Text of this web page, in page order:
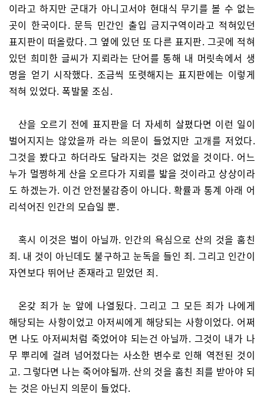
이라고 하지만 군대가 아니고서야 현대식 무기를 볼 수 없는
곳이 한국이다. 문득 민간인 출입 금지구역이라고 적혀있던
표지판이 떠올랐다. 그 옆에 있던 또 다른 표지판. 그곳에 적혀
있던 희미한 글씨가 지뢰라는 단어를 통해 내 머릿속에서 생
명을 얻기 시작했다. 조금씩 또렷해지는 표지판에는 이렇게
적혀 있었다. 폭발물 조심.
산을 오르기 전에 표지판을 더 자세히 살폈다면 이런 일이
벌어지지는 않았을까 라는 의문이 들었지만 고개를 저었다.
그것을 봤다고 하더라도 달라지는 것은 없었을 것이다. 어느
누가 멀쩡하게 산을 오르다가 지뢰를 밟을 것이라고 상상이라
도 하겠는가. 이건 안전불감증이 아니다. 확률과 통계 아래 어
리석어진 인간의 모습일 뿐.
혹시 이것은 벌이 아닐까. 인간의 욕심으로 산의 것을 훔친
죄. 내 것이 아닌데도 불구하고 눈독을 들인 죄. 그리고 인간이
자연보다 뛰어난 존재라고 믿었던 죄.
온갖 죄가 눈 앞에 나열됬다. 그리고 그 모든 죄가 나에게
해당되는 사항이었고 아저씨에게 해당되는 사항이었다. 어쩌
면 나도 아저씨처럼 죽었어야 되는건 아닐까. 그것이 내가 나
무 뿌리에 걸려 넘어젔다는 사소한 변수로 인해 역전된 것이
고. 그렇다면 나는 죽어야될까. 산의 것을 훔친 죄를 받아야 되
는 것은 아닌지 의문이 들었다.